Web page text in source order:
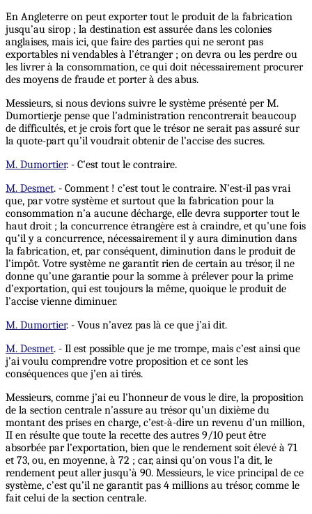
En Angleterre on peut exporter tout le produit de la fabrication
jusqu’au sirop ; la destination est assurée dans les colonies
anglaises, mais ici, que faire des parties qui ne seront pas
exportables ni vendables à l’étranger ; on devra ou les perdre ou
les livrer à la consommation, ce qui doit nécessairement procurer
des moyens de fraude et porter à des abus.
Messieurs, si nous devions suivre le système présenté per M.
Dumortier.je pense que l’administration rencontrerait beaucoup
de difficultés, et je crois fort que le trésor ne serait pas assuré sur
la quote-part qu’il voudrait obtenir de l’accise des sucres.
M. Dumortier. - C’est tout le contraire.
M. Desmet. - Comment ! c’est tout le contraire. N’est-il pas vrai
que, par votre système et surtout que la fabrication pour la
consommation n’a aucune décharge, elle devra supporter tout le
haut droit ; la concurrence étrangère est à craindre, et qu’une fois
qu’il y a concurrence, nécessairement il y aura diminution dans
la fabrication, et, par conséquent, diminution dans le produit de
l’impôt. Votre système ne garantit rien de certain au trésor, il ne
donne qu’une garantie pour la somme à prélever pour la prime
d’exportation, qui est toujours la même, quoique le produit de
l’accise vienne diminuer.
M. Dumortier. - Vous n’avez pas là ce que j’ai dit.
M. Desmet. - Il est possible que je me trompe, mais c’est ainsi que
j’ai voulu comprendre votre proposition et ce sont les
conséquences que j’en ai tirés.
Messieurs, comme j’ai eu l’honneur de vous le dire, la proposition
de la section centrale n’assure au trésor qu’un dixième du
montant des prises en charge, c’est-à-dire un revenu d’un million,
II en résulte que toute la recette des autres 9/10 peut être
absorbée par l’exportation, bien que le rendement soit élevé à 71
et 73, ou, en moyenne, à 72 ; car, ainsi qu’on vous l’a dit, le
rendement peut aller jusqu’à 90. Messieurs, le vice principal de ce
système, c’est qu’il ne garantit pas 4 millions au trésor, comme le
fait celui de la section centrale.